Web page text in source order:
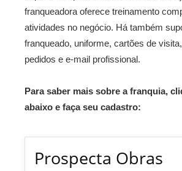
franqueadora oferece treinamento
atividades no negócio. Há também
franqueado, uniforme, cartões de
pedidos e e-mail profissional.
Para saber mais sobre a franquia,
abaixo e faça seu cadastro:
Prospecta Obras